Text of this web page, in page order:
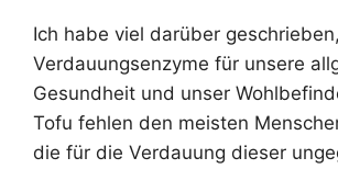
Ich habe viel darüber
Verdauungsenzyme für unsere
Gesundheit und unser
Tofu fehlen den meisten
die für die Verdauung dieser